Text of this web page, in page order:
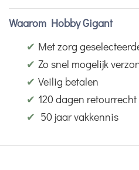
Waarom Hobby Gigant
✔ Met zorg
✔ Zo snel mogelijk
✔ Veilig betalen
✔ 120 dagen retourrecht
✔ 50 jaar vakkennis